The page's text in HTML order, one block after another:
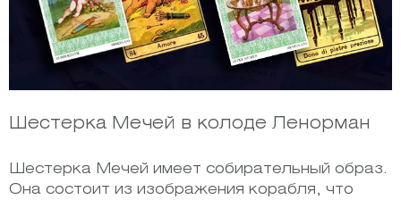
Шестерка Мечей в колоде Ленорман
Шестерка Мечей имеет собирательный образ.
Она состоит из изображения корабля, что